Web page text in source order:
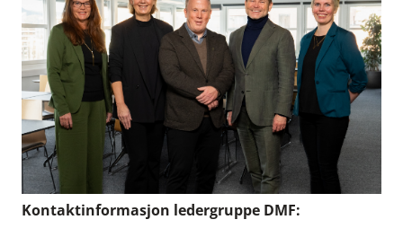
Kontaktinformasjon ledergruppe DMF: